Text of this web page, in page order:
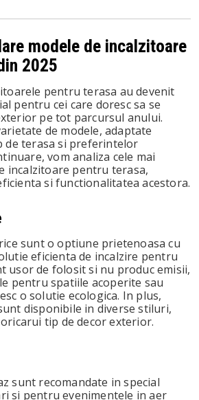
modele de incalzitoare
2025
pentru terasa au devenit
pentru cei care doresc sa se
pe tot parcursul anului.
de modele, adaptate
de terasa si preferintelor
vom analiza cele mai
incalzitoare pentru terasa,
si functionalitatea acestora.
sunt o optiune prietenoasa cu
eficienta de incalzire pentru
usor de folosit si nu produc emisii,
pentru spatiile acoperite sau
o solutie ecologica. In plus,
disponibile in diverse stiluri,
tip de decor exterior.
sunt recomandate in special
si pentru evenimentele in aer